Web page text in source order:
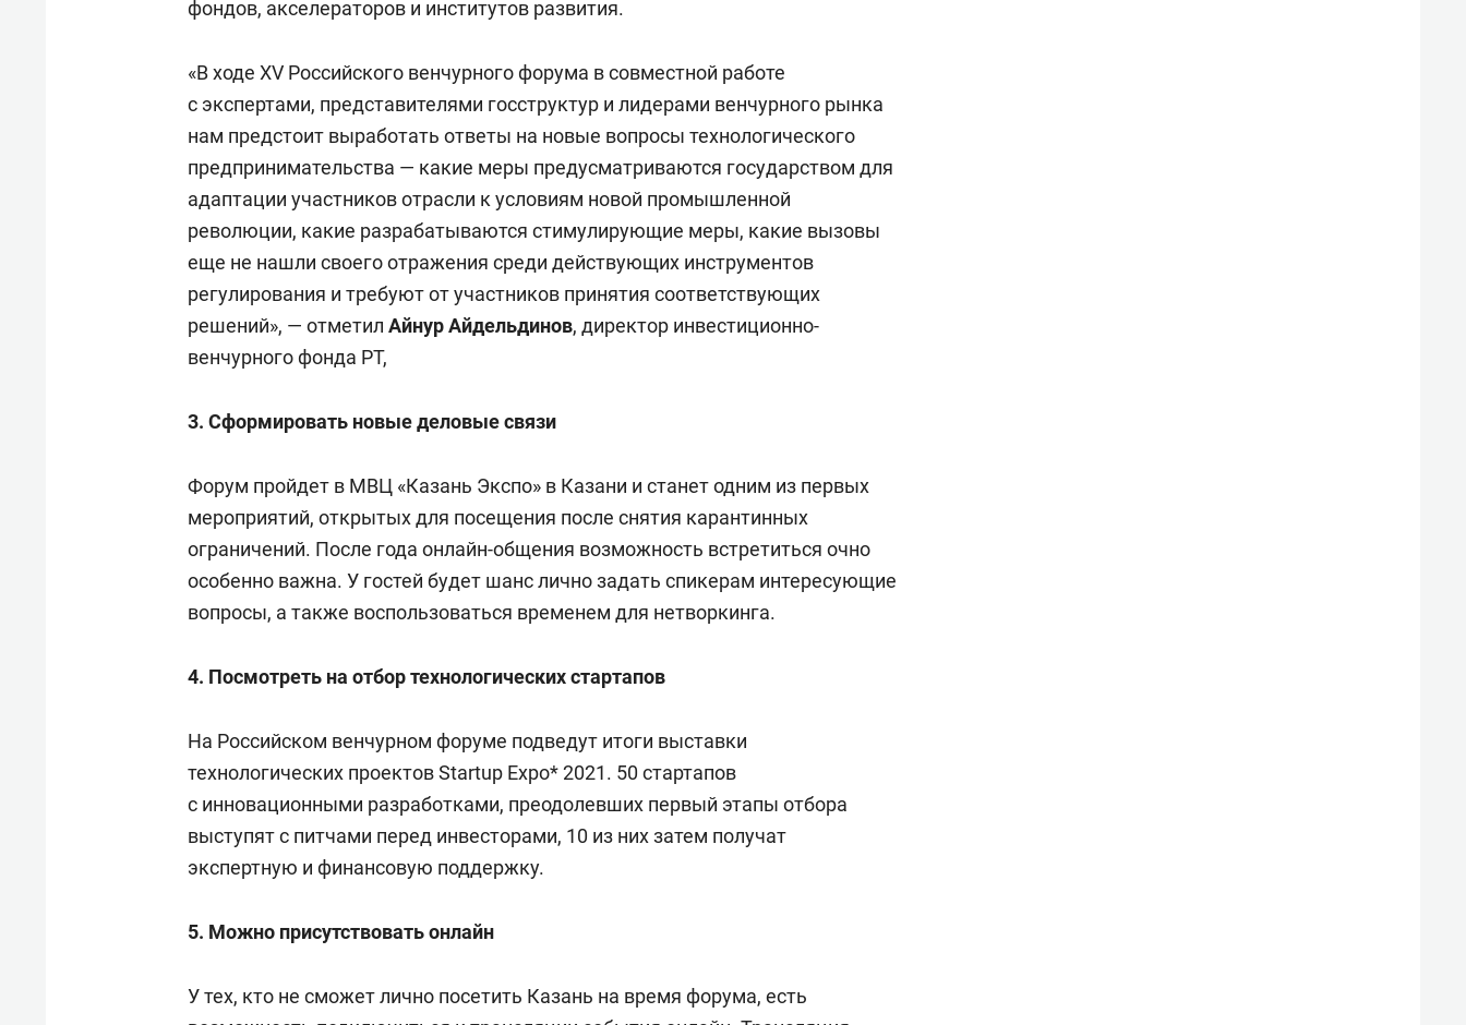
фондов, акселераторов и институтов развития.
«В ходе XV Российского венчурного форума в совместной работе
с экспертами, представителями госструктур и лидерами венчурного рынка
нам предстоит выработать ответы на новые вопросы технологического
предпринимательства — какие меры предусматриваются государством для
адаптации участников отрасли к условиям новой промышленной
революции, какие разрабатываются стимулирующие меры, какие вызовы
еще не нашли своего отражения среди действующих инструментов
регулирования и требуют от участников принятия соответствующих
решений», — отметил Айнур Айдельдинов, директор инвестиционно-
венчурного фонда РТ,
3. Сформировать новые деловые связи
Форум пройдет в МВЦ «Казань Экспо» в Казани и станет одним из первых
мероприятий, открытых для посещения после снятия карантинных
ограничений. После года онлайн-общения возможность встретиться очно
особенно важна. У гостей будет шанс лично задать спикерам интересующие
вопросы, а также воспользоваться временем для нетворкинга.
4. Посмотреть на отбор технологических стартапов
На Российском венчурном форуме подведут итоги выставки
технологических проектов Startup Expo* 2021. 50 стартапов
с инновационными разработками, преодолевших первый этапы отбора
выступят с питчами перед инвесторами, 10 из них затем получат
экспертную и финансовую поддержку.
5. Можно присутствовать онлайн
У тех, кто не сможет лично посетить Казань на время форума, есть